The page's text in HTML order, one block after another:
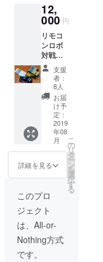
ジョイ
ス
ティッ
クによ
りさら
に滑ら
かに動
かして
楽しめ
るセッ
トで
す。 リ
モコン
ロボ x1
基本リ
モコン
x1 アナ
コン x1
12,
000 円
リモコ
ンロボ
対戦
セット
リモコ
ンロボ
＆基本
リモコ
ン％
ジョイ
ティッ
クリモ
コンの2
台セッ
す。 ロ
ボ2台に
よる対
戦が楽
しめま
す。 リ
支援
者：
8人
お届
け予
定：
2019
年08
月
詳細を見る
こ
の
リ
タ
ー
ン
を
選
択
す
る
このプロ
ジェクト
は、All-or-
Nothing方式
です。